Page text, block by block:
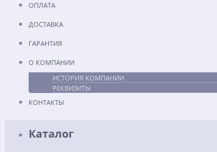
ОПЛАТА
ДОСТАВКА
ГАРАНТИЯ
О КОМПАНИИ
ИСТОРИЯ КОМПАНИИ
РЕКВИЗИТЫ
КОНТАКТЫ
Каталог